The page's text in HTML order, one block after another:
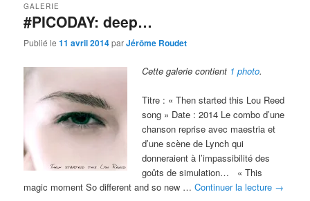
#PICODAY: deep…
GALERIE
Publié le11 avril 2014parJérôme Roudet
Cette galerie contient 1 photo.
Titre : « Then started this Lou Reed
song » Date : 2014 Le combo d’une
chanson reprise avec maestria et
d’une scène de Lynch qui
donneraient à l’impassibilité des
goûts de simulation… « This
magic moment So different and so new …Continuer la lecture →